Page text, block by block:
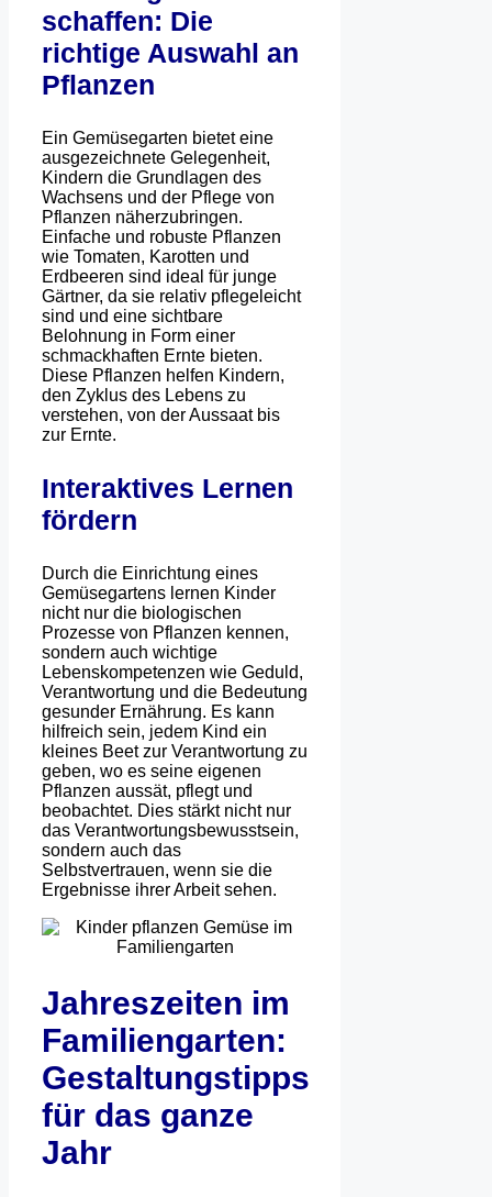
schaffen: Die
richtige Auswahl an
Pflanzen
Ein Gemüsegarten bietet eine
ausgezeichnete Gelegenheit,
Kindern die Grundlagen des
Wachsens und der Pflege von
Pflanzen näherzubringen.
Einfache und robuste Pflanzen
wie Tomaten, Karotten und
Erdbeeren sind ideal für junge
Gärtner, da sie relativ pflegeleicht
sind und eine sichtbare
Belohnung in Form einer
schmackhaften Ernte bieten.
Diese Pflanzen helfen Kindern,
den Zyklus des Lebens zu
verstehen, von der Aussaat bis
zur Ernte.
Interaktives Lernen
fördern
Durch die Einrichtung eines
Gemüsegartens lernen Kinder
nicht nur die biologischen
Prozesse von Pflanzen kennen,
sondern auch wichtige
Lebenskompetenzen wie Geduld,
Verantwortung und die Bedeutung
gesunder Ernährung. Es kann
hilfreich sein, jedem Kind ein
kleines Beet zur Verantwortung zu
geben, wo es seine eigenen
Pflanzen aussät, pflegt und
beobachtet. Dies stärkt nicht nur
das Verantwortungsbewusstsein,
sondern auch das
Selbstvertrauen, wenn sie die
Ergebnisse ihrer Arbeit sehen.
Jahreszeiten im
Familiengarten:
Gestaltungstipps
für das ganze
Jahr